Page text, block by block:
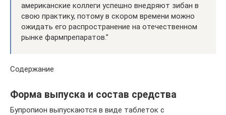
американские коллеги успешно внедряют зибан в
свою практику, потому в скором времени можно
ожидать его распространение на отечественном
рынке фармпрепаратов.”
Содержание
Форма выпуска и состав средства
Бупропион выпускаются в виде таблеток с